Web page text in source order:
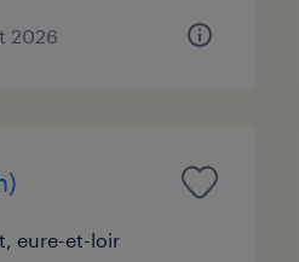
2026
eure-et-loir